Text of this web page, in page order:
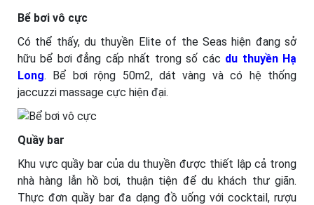
Bể bơi vô cực
Có thể thấy, du thuyền Elite of the Seas hiện đang sở
hữu bể bơi đẳng cấp nhất trong số các du thuyền Hạ
Long. Bể bơi rộng 50m2, dát vàng và có hệ thống
jaccuzzi massage cực hiện đại.
Quầy bar
Khu vực quầy bar của du thuyền được thiết lập cả trong
nhà hàng lẫn hồ bơi, thuận tiện để du khách thư giãn.
Thực đơn quầy bar đa dạng đồ uống với cocktail, rượu